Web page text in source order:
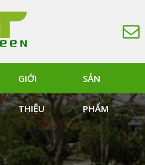
GIỚI
THIỆU
SẢN
PHẨM